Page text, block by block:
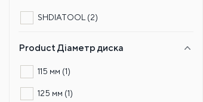
SHDIATOOL (2)
Product Діаметр диска
115 мм (1)
125 мм (1)